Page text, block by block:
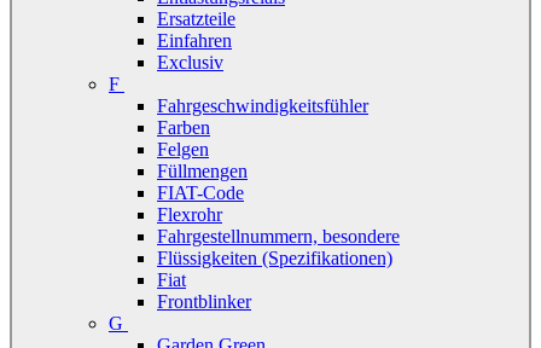
Ersatzteile
Einfahren
Exclusiv
F
Fahrgeschwindigkeitsfühler
Farben
Felgen
Füllmengen
FIAT-Code
Flexrohr
Fahrgestellnummern, besondere
Flüssigkeiten (Spezifikationen)
Fiat
Frontblinker
G